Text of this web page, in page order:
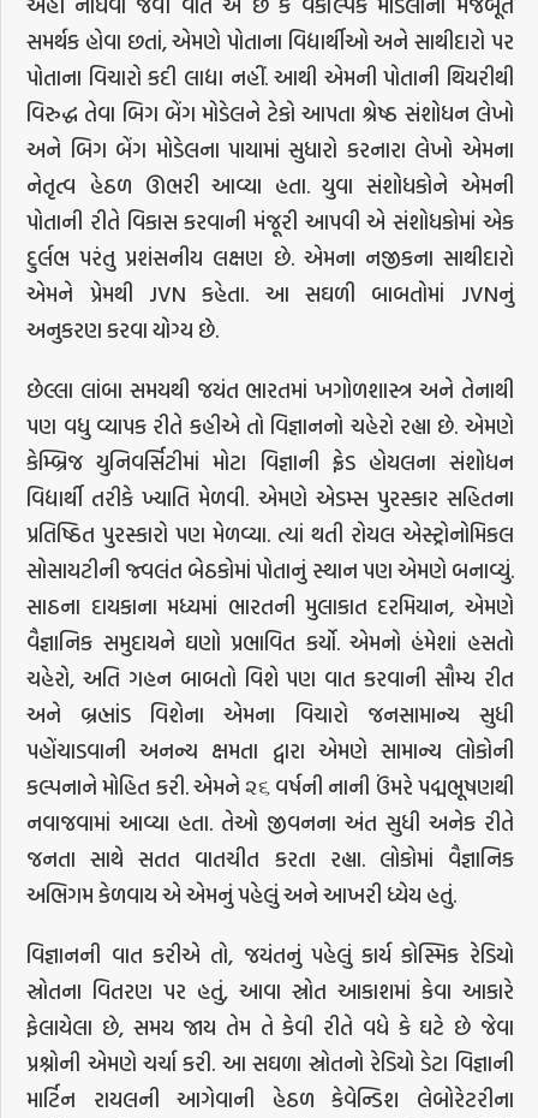
સમર્થક હોવા છતાં, એમણે પોતાના વિદ્યાર્થીઓ અને સાથીદારો પર
પોતાના વિચારો કદી લાદ્યા નહીં. આથી એમની પોતાની થિયરીથી
વિરુદ્ધ તેવા બિગ બેંગ મોડેલને ટેકો આપતા શ્રેષ્ઠ સંશોધન લેખો
અને બિગ બેંગ મોડેલના પાયામાં સુધારો કરનારા લેખો એમના
નેતૃત્વ હેઠળ ઊભરી આવ્યા હતા. યુવા સંશોધકોને એમની
પોતાની રીતે વિકાસ કરવાની મંજૂરી આપવી એ સંશોધકોમાં એક
દુર્લભ પરંતુ પ્રશંસનીય લક્ષણ છે. એમના નજીકના સાથીદારો
એમને પ્રેમથી JVN કહેતા. આ સઘળી બાબતોમાં JVNનું
અનુકરણ કરવા યોગ્ય છે.
છેલ્લા લાંબા સમયથી જયંત ભારતમાં ખગોળશાસ્ત્ર અને તેનાથી
પણ વધુ વ્યાપક રીતે કહીએ તો વિજ્ઞાનનો ચહેરો રહ્યા છે. એમણે
કેમ્બ્રિજ યુનિવર્સિટીમાં મોટા વિજ્ઞાની ફ્રેડ હોયલના સંશોધન
વિદ્યાર્થી તરીકે ખ્યાતિ મેળવી. એમણે એડમ્સ પુરસ્કાર સહિતના
પ્રતિષ્ઠિત પુરસ્કારો પણ મેળવ્યા. ત્યાં થતી રોયલ એસ્ટ્રોનોમિકલ
સોસાયટીની જ્વલંત બેઠકોમાં પોતાનું સ્થાન પણ એમણે બનાવ્યું.
સાઠના દાયકાના મધ્યમાં ભારતની મુલાકાત દરમિયાન, એમણે
વૈજ્ઞાનિક સમુદાયને ઘણો પ્રભાવિત કર્યો. એમનો હંમેશાં હસતો
ચહેરો, અતિ ગહન બાબતો વિશે પણ વાત કરવાની સૌમ્ય રીત
અને બ્રહ્માંડ વિશેના એમના વિચારો જનસામાન્ય સુધી
પહોંચાડવાની અનન્ય ક્ષમતા દ્વારા એમણે સામાન્ય લોકોની
કલ્પનાને મોહિત કરી. એમને ૨૬ વર્ષની નાની ઉંમરે પદ્મભૂષણથી
નવાજવામાં આવ્યા હતા. તેઓ જીવનના અંત સુધી અનેક રીતે
જનતા સાથે સતત વાતચીત કરતા રહ્યા. લોકોમાં વૈજ્ઞાનિક
અભિગમ કેળવાય એ એમનું પહેલું અને આખરી ધ્યેય હતું.
વિજ્ઞાનની વાત કરીએ તો, જયંતનું પહેલું કાર્ય કોસ્મિક રેડિયો
સ્રોતના વિતરણ પર હતું, આવા સ્રોત આકાશમાં કેવા આકારે
ફેલાયેલા છે, સમય જાય તેમ તે કેવી રીતે વધે કે ઘટે છે જેવા
પ્રશ્નોની એમણે ચર્ચા કરી. આ સઘળા સ્રોતનો રેડિયો ડેટા વિજ્ઞાની
માર્ટિન રાયલની આગેવાની હેઠળ કેવેન્ડિશ લેબોરેટરીના